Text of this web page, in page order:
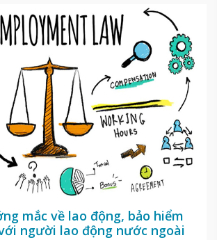
mắc về lao động, bảo hiểm
người lao động nước ngoài